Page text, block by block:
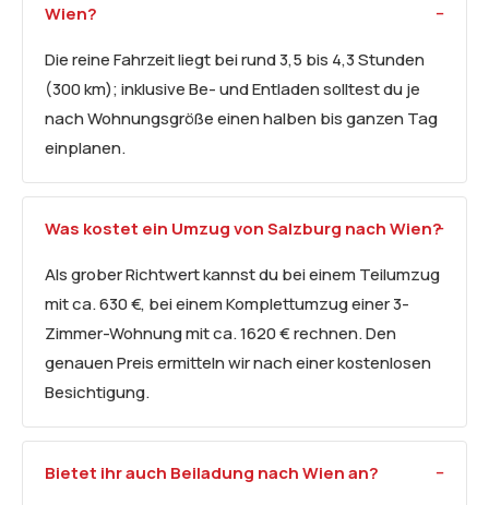
Wien?
Die reine Fahrzeit liegt bei rund 3,5 bis 4,3 Stunden
(300 km); inklusive Be- und Entladen solltest du je
nach Wohnungsgröße einen halben bis ganzen Tag
einplanen.
Was kostet ein Umzug von Salzburg nach Wien?
Als grober Richtwert kannst du bei einem Teilumzug
mit ca. 630 €, bei einem Komplettumzug einer 3-
Zimmer-Wohnung mit ca. 1620 € rechnen. Den
genauen Preis ermitteln wir nach einer kostenlosen
Besichtigung.
Bietet ihr auch Beiladung nach Wien an?